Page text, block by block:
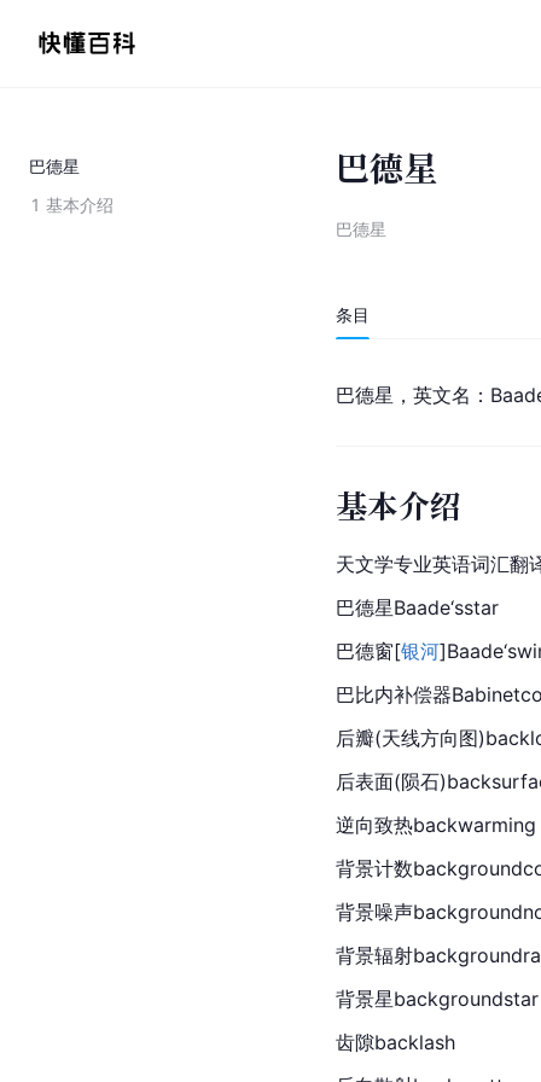
巴德星
1 基本介绍
巴德星
巴德星
条目
巴德星，英文名：
基本介绍
天文学专业英语词汇翻
巴德星Baade‘sstar
巴德窗[银河
巴比内补偿器
后瓣(天线方向图
后表面(陨石
逆向致热backwarming
背景计数
背景噪声
背景辐射
背景星backgroundstar
齿隙backlash